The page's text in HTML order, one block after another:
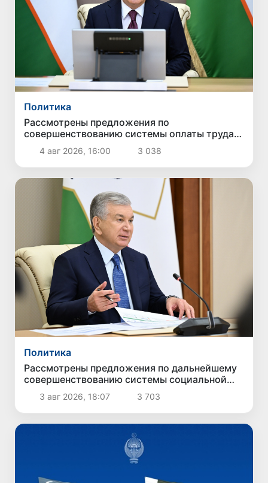
Политика
Рассмотрены предложения по
совершенствованию системы оплаты труда
государственных служащих
4 авг 2026, 16:00 3 038
Политика
Рассмотрены предложения по дальнейшему
совершенствованию системы социальной
защиты
3 авг 2026, 18:07 3 703